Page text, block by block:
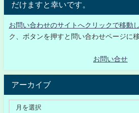
だけますと幸いです。
お問い合わせのサイトへクリックで移動
ク、ボタンを押すと問い合わせページに
お問い合せ
アーカイブ